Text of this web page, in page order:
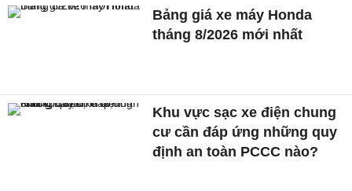
Bảng giá xe máy Honda
tháng 8/2026 mới nhất
Khu vực sạc xe điện chung
cư cần đáp ứng những quy
định an toàn PCCC nào?